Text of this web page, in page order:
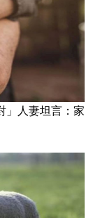
」人妻坦言：家